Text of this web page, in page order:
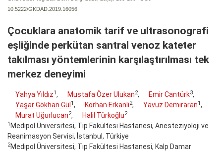
10.5222/GKDAD.2019.16056
Çocuklara anatomik tarif ve ultrasonografi
eşliğinde perkütan santral venoz kateter
takılması yöntemlerinin karşılaştırılması tek
merkez deneyimi
Yahya Yıldız1, Mustafa Özer Ulukan2, Emir Cantürk3,
Yaşar Gökhan Gül 1, Korhan Erkanli2, Yavuz Demiraran1,
Murat Uğurlucan2, Halil Türkoğlu2
1 Medipol Üniversitesi, Tıp Fakültesi Hastanesi, Anesteziyoloji ve
Reanimasyon Servisi, İstanbul, Türkiye
2Medipol Üniversitesi, Tıp Fakültesi Hastanesi, Kalp Damar